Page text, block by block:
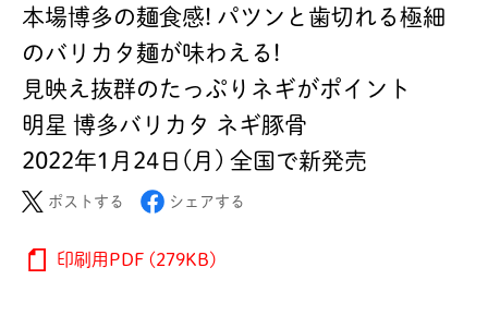
本場博多の麺食感! パツンと歯切れる極細
のバリカタ麺が味わえる!
見映え抜群のたっぷりネギがポイント
明星 博多バリカタ ネギ豚骨
2022年1月24日(月) 全国で新発売
ポストする シェアする
印刷用PDF (279KB)